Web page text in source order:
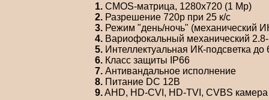
1. CMOS-матрица, 1280x720 (1 Mp)
2. Разрешение 720p при 25 к/с
3. Режим "день/ночь" (механический
4. Вариофокальный механический
5. Интеллектуальная ИК-подсветка до
6. Класс защиты IP66
7. Антивандальное исполнение
8. Питание DC 12В
9.AHD, HD-CVI, HD-TVI, CVBS камера